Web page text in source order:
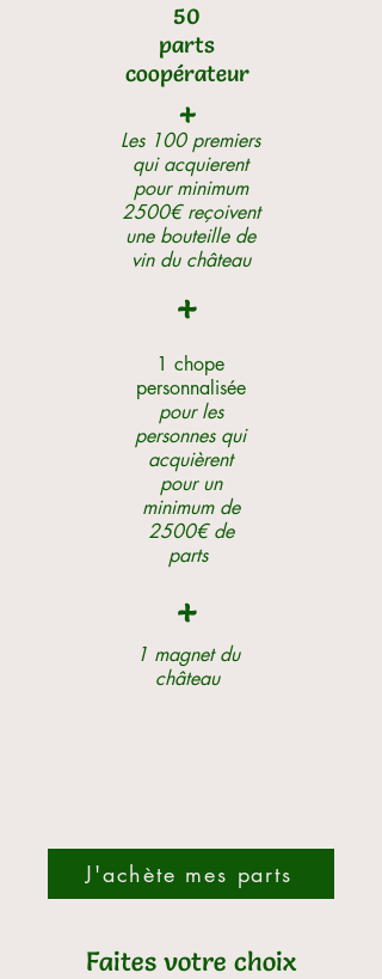
+
+
1 magnet du
château
50
parts
coopérateur
+
Les 100 premiers
qui acquierent
pour minimum
2500€ reçoivent
une bouteille de
vin du château
1 chope
personnalisée
pour les
personnes qui
acquièrent
pour un
minimum de
2500€ de
parts
J'achète mes parts
Faites votre choix